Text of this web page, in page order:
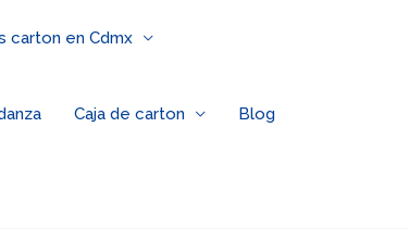
carton en Cdmx
Caja de carton Blog